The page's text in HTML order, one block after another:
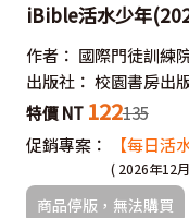
iBible活水少年
作者： 國際門徒訓練
出版社： 校園書房出
特價 NT 122135
促銷專案：
【每日活
( 2026年12
商品停版，無法購買